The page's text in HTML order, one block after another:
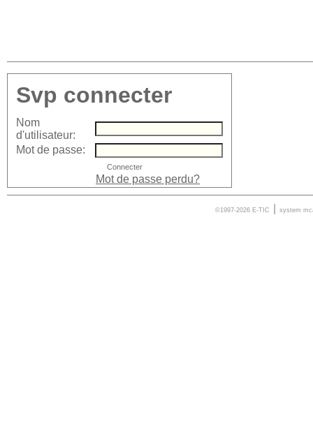
Svp connecter
Nom
d'utilisateur:
Mot de passe:
Mot de passe perdu?
©1997-2026 E-TIC system